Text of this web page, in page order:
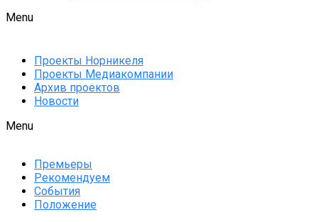
Menu
Проекты Норникеля
Проекты Медиакомпании
Архив проектов
Новости
Menu
Премьеры
Рекомендуем
События
Положение